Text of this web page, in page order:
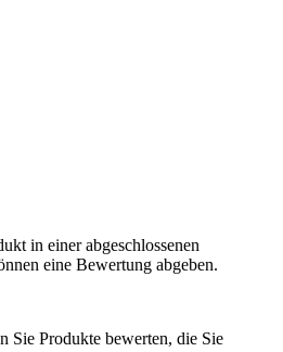
in einer abgeschlossenen
eine Bewertung abgeben.
Sie Produkte bewerten, die Sie